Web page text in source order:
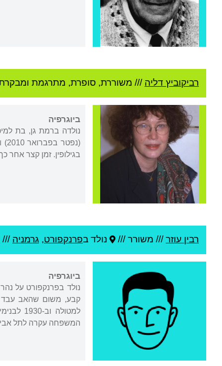
רביקוביץ דליה /// משוררת, סופרת, מתרגמת
ביוגרפיה
בגילופין. זמן קצר
רבין עוזר/// משורר /// נולד בפרנקפורט, גרמניה ///
ביוגרפיה
המשפחה עקרה לתל אביב, שם סיים את